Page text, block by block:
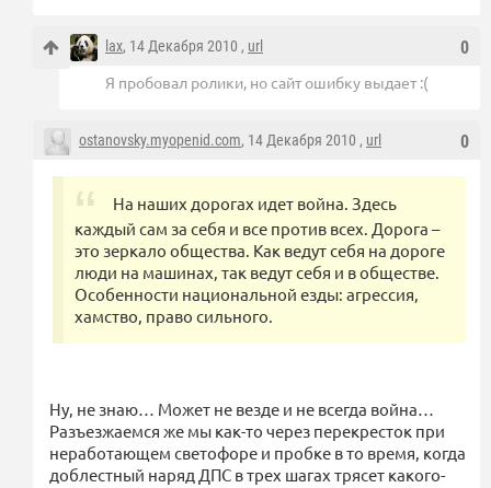
0
lax, 14 Декабря 2010 , url
Я пробовал ролики, но сайт ошибку выдает :(
0
ostanovsky.myopenid.com, 14 Декабря 2010 , url
На наших дорогах идет война. Здесь
каждый сам за себя и все против всех. Дорога –
это зеркало общества. Как ведут себя на дороге
люди на машинах, так ведут себя и в обществе.
Особенности национальной езды: агрессия,
хамство, право сильного.
Ну, не знаю… Может не везде и не всегда война…
Разъезжаемся же мы как-то через перекресток при
неработающем светофоре и пробке в то время, когда
доблестный наряд ДПС в трех шагах трясет какого-